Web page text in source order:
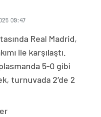
09:47
Real Madrid,
ile karşılaştı.
5-0 gibi
turnuvada 2’de 2